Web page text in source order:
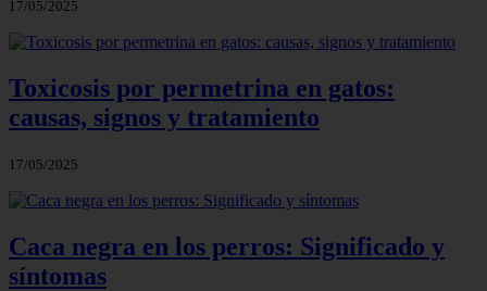
17/05/2025
Toxicosis por permetrina en gatos:
causas, signos y tratamiento
17/05/2025
Caca negra en los perros: Significado y
síntomas